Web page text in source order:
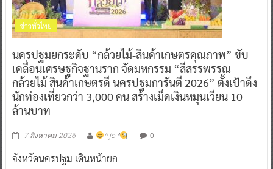
ข่าวทั่วไทย
นครปฐมยกระดับ “กล้วยไม้-สินค้าเกษตรคุณภาพ” ขับ
เคลื่อนเศรษฐกิจฐานราก จัดมหกรรม “สีสรรพรรณ
กล้วยไม้ สินค้าเกษตรดี นครปฐมการันตี 2026” ตั้งเป้าดึง
นักท่องเที่ยวกว่า 3,000 คน สร้างเม็ดเงินหมุนเวียน 10
ล้านบาท
7 สิงหาคม 2026 ^ jo ^ 0
จังหวัดนครปฐม เดินหน้ายก